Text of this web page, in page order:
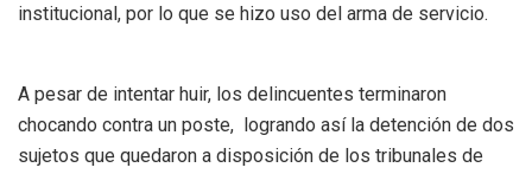
institucional, por lo que se hizo uso del arma de servicio.
A pesar de intentar huir, los delincuentes terminaron
chocando contra un poste, logrando así la detención de dos
sujetos que quedaron a disposición de los tribunales de